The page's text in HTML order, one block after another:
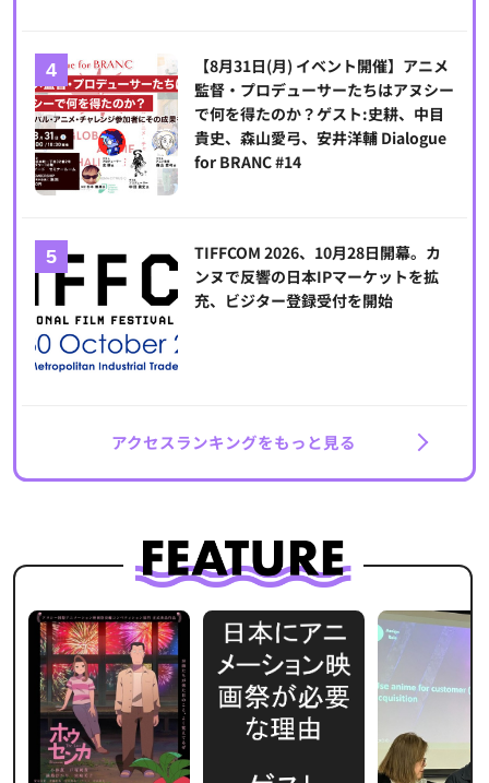
【8月31日(月) イベント開催】アニメ
監督・プロデューサーたちはアヌシー
で何を得たのか？ゲスト:史耕、中目
貴史、森山愛弓、安井洋輔 Dialogue
for BRANC #14
TIFFCOM 2026、10月28日開幕。カ
ンヌで反響の日本IPマーケットを拡
充、ビジター登録受付を開始
アクセスランキングをもっと見る